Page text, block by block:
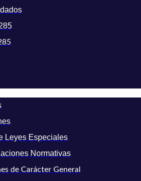
Leyes Especiales
Normativas
de Carácter General